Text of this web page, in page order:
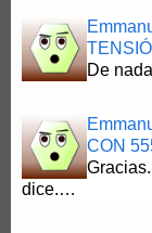
De
CON
dice.…